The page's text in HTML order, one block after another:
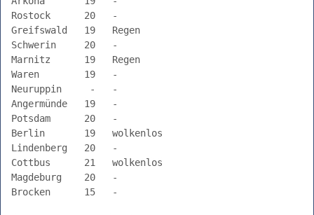
Rostock      20   -
Greifswald   19   Regen
Schwerin     20   -
Marnitz      19   Regen
Waren        19   -
Neuruppin     -   -
Angermünde   19   -
Potsdam      20   -
Berlin       19   wolkenlos
Lindenberg   20   -
Cottbus      21   wolkenlos
Magdeburg    20   -
Brocken      15   -